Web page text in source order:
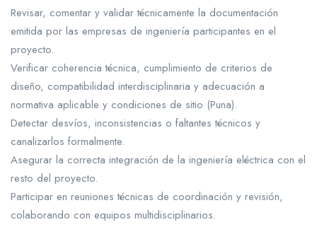
Revisar, comentar y validar técnicamente la documentación
emitida por las empresas de ingeniería participantes en el
proyecto.
Verificar coherencia técnica, cumplimiento de criterios de
diseño, compatibilidad interdisciplinaria y adecuación a
normativa aplicable y condiciones de sitio (Puna).
Detectar desvíos, inconsistencias o faltantes técnicos y
canalizarlos formalmente.
Asegurar la correcta integración de la ingeniería eléctrica con el
resto del proyecto.
Participar en reuniones técnicas de coordinación y revisión,
colaborando con equipos multidisciplinarios.